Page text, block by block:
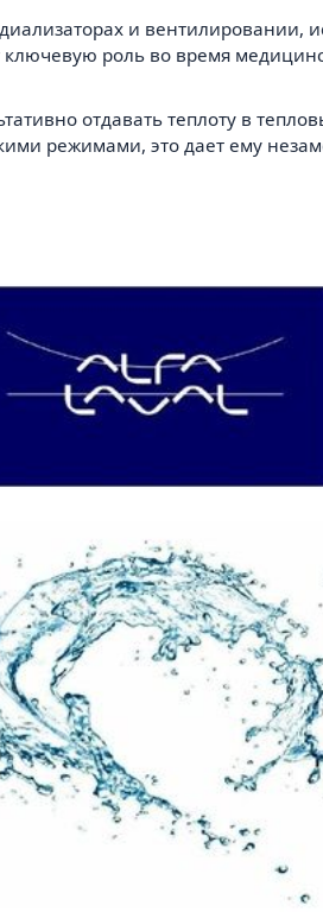
и вентилировании,
роль во время
отдавать теплоту в
режимами, это дает ему